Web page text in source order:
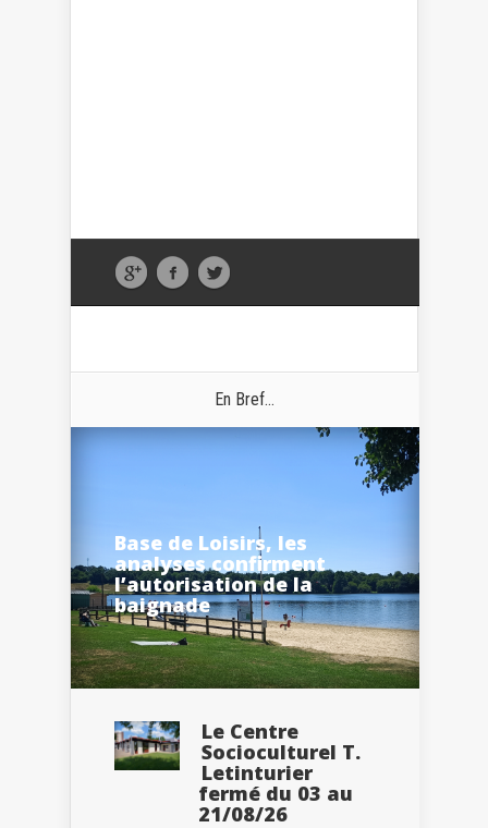
En Bref...
Base de Loisirs, les
analyses confirment
l’autorisation de la
baignade
Le Centre
Socioculturel T.
Letinturier
fermé du 03 au
21/08/26